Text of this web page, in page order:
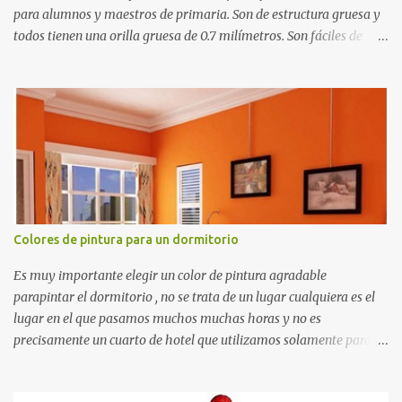
para alumnos y maestros de primaria. Son de estructura gruesa y
todos tienen una orilla gruesa de 0.7 milímetros. Son fáciles de
matemáticos, para decorar los cumpleaños de los niños, entre
otras cosas.
Colores de pintura para un dormitorio
Es muy importante elegir un color de pintura agradable
parapintar el dormitorio , no se trata de un lugar cualquiera es el
lugar en el que pasamos muchos muchas horas y no es
precisamente un cuarto de hotel que utilizamos solamente para